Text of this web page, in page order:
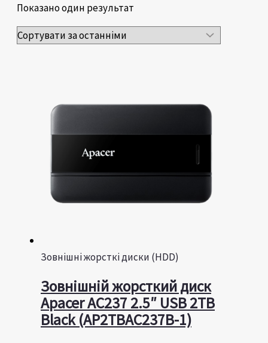
Показано один результат
Зовнішні жорсткі диски (HDD)
Зовнішній жорсткий диск
Apacer AC237 2.5″ USB 2TB
Black (AP2TBAC237B-1)